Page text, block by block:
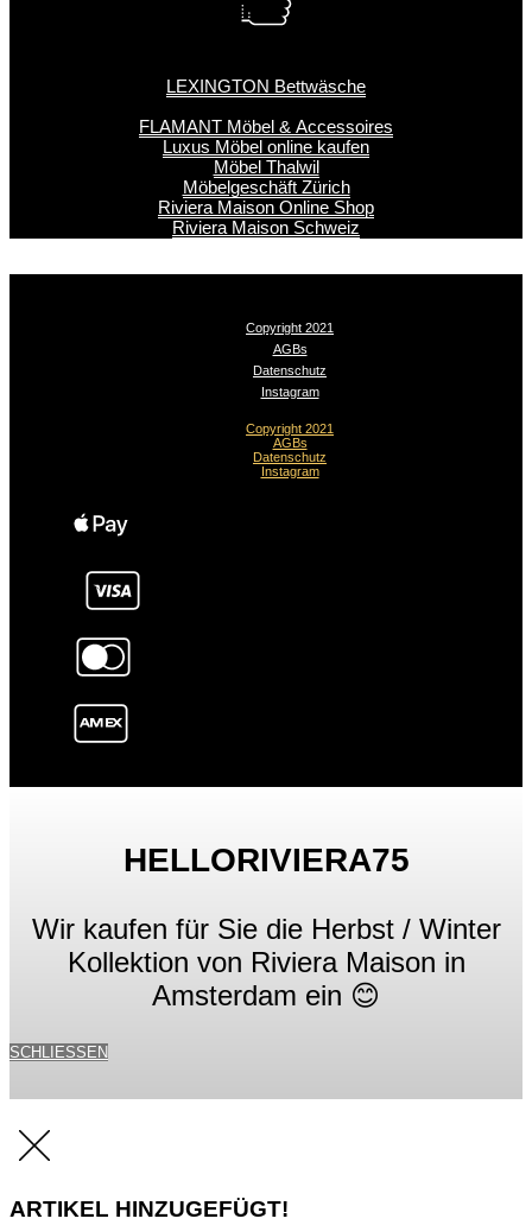
LEXINGTON Bettwäsche
FLAMANT Möbel & Accessoires
Luxus Möbel online kaufen
Möbel Thalwil
Möbelgeschäft Zürich
Riviera Maison Online Shop
Riviera Maison Schweiz
Copyright 2021
AGBs
Datenschutz
Instagram
Copyright 2021
AGBs
Datenschutz
Instagram
HELLORIVIERA75
Wir kaufen für Sie die Herbst / Winter
Kollektion von Riviera Maison in
Amsterdam ein 😊
SCHLIESSEN
ARTIKEL HINZUGEFÜGT!